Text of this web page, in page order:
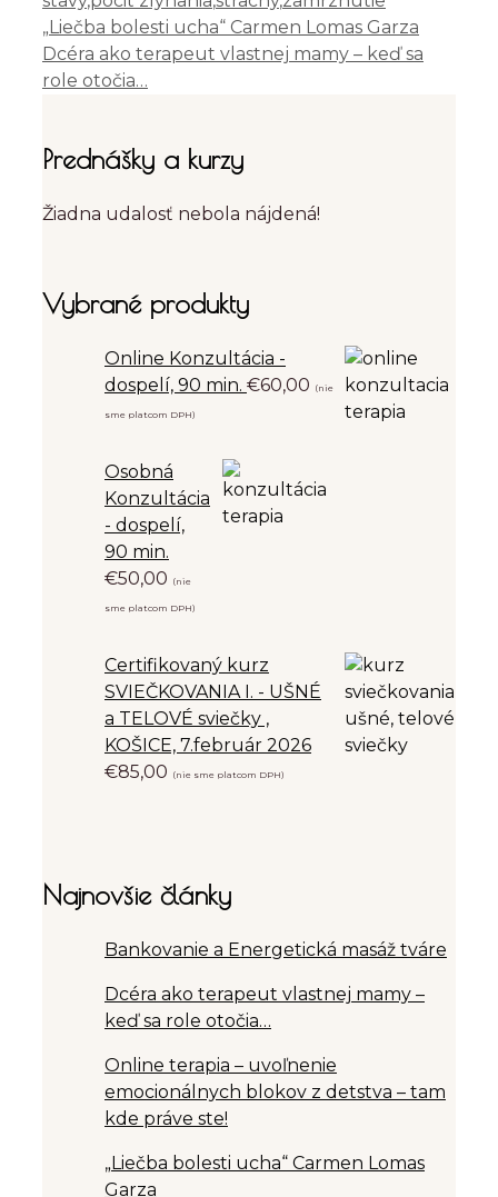
„Liečba bolesti ucha“ Carmen Lomas Garza
Dcéra ako terapeut vlastnej mamy – keď sa
role otočia…
Prednášky a kurzy
Žiadna udalosť nebola nájdená!
Vybrané produkty
Online Konzultácia -
dospelí, 90 min. €60,00 (nie
sme platcom DPH)
Osobná
Konzultácia
- dospelí,
90 min.
€50,00 (nie
sme platcom DPH)
Certifikovaný kurz
SVIEČKOVANIA I. - UŠNÉ
a TELOVÉ sviečky ,
KOŠICE, 7.február 2026
€85,00 (nie sme platcom DPH)
Najnovšie články
Bankovanie a Energetická masáž tváre
Dcéra ako terapeut vlastnej mamy –
keď sa role otočia…
Online terapia – uvoľnenie
emocionálnych blokov z detstva – tam
kde práve ste!
„Liečba bolesti ucha“ Carmen Lomas
Garza